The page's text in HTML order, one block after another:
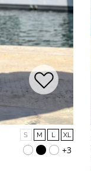
S M L XL
+3